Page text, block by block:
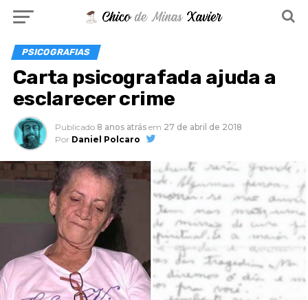
PSICOGRAFIAS
Carta psicografada ajuda a
esclarecer crime
Publicado 8 anos atrás em 27 de abril de 2018
Por Daniel Polcaro